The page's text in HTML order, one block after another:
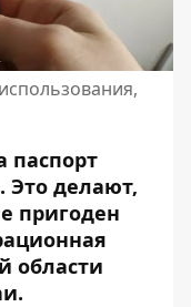
паспорт
Это делают,
пригоден
области